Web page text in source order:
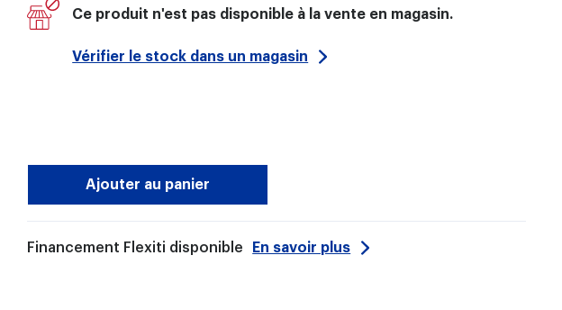
Ce produit n'est pas disponible à la vente en magasin.
Vérifier le stock dans un magasin
Ajouter au panier
Financement Flexiti disponible En savoir plus